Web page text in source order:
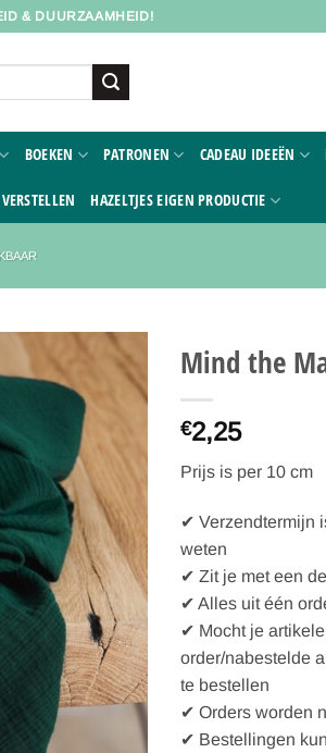
& DUURZAAMHEID!
BOEKEN PATRONEN CADEAU IDEEËN
HAZELTJES EIGEN PRODUCTIE
Toevoegen
aan
verlanglijst
Mind the
€2,25
Prijs is per 10 cm
✔ Verzendtermijn
weten
✔ Zit je met een
✔ Alles uit één
✔ Mocht je
order/nabestelde
te bestellen
✔ Orders worden
✔ Bestellingen